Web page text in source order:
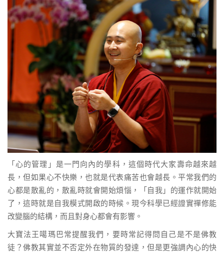
「心的管理」是一門向內的學科，這個時代大家壽命越來越
長，但如果心不快樂，也就是代表痛苦也會越長。平常我們的
心都是散亂的，散亂時就會開始煩惱，「自我」的運作就開始
了，這時就是自我模式開啟的時候。現今科學已經證實禪修能
改變腦的結構，而且對身心都會有影響。
大寶法王噶瑪巴常提醒我們，要時常記得問自己是不是佛教
徒？佛教其實並不否定外在物質的發達，但是更強調內心的快